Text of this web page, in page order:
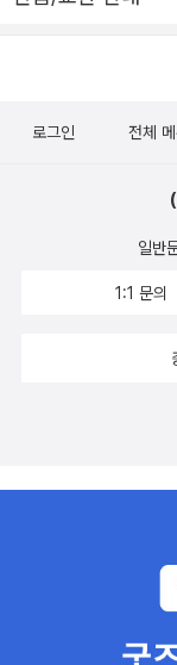
로그인 전체
일반
1:1 문의